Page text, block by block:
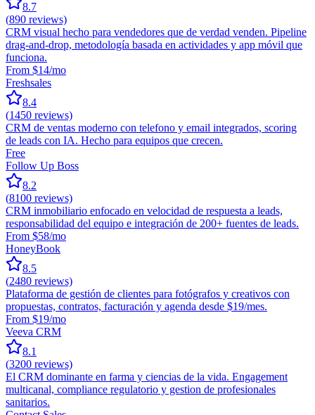
8.7
(890 reviews)
CRM visual hecho para vendedores que de verdad venden. Pipeline
drag-and-drop, metodología basada en actividades y app móvil que
funciona.
From $14/mo
Freshsales
8.4
(1450 reviews)
CRM de ventas moderno con telefono y email integrados, scoring
de leads con IA. Hecho para equipos que crecen.
Free
Follow Up Boss
8.2
(8100 reviews)
CRM inmobiliario enfocado en velocidad de respuesta a leads,
responsabilidad del equipo e integración de 200+ fuentes de leads.
From $58/mo
HoneyBook
8.5
(2480 reviews)
Plataforma de gestión de clientes para fotógrafos y creativos con
propuestas, contratos, facturación y agenda desde $19/mes.
From $19/mo
Veeva CRM
8.1
(3200 reviews)
El CRM dominante en farma y ciencias de la vida. Engagement
multicanal, compliance regulatorio y gestion de profesionales
sanitarios.